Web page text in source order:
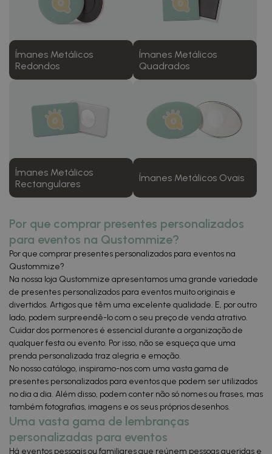
Ímanes Metálicos
Redondos
Ímanes Metálicos
Quadrados
Ímanes Metálicos
Rectangulares
Ímanes Metálicos Ovais
Por que comprar presentes personalizados
para eventos na Qustommize?
Por que comprar presentes personalizados para eventos na
Qustommize?
Na nossa loja Qustommize apresentamos uma grande variedade
de presentes personalizados para eventos muito originais e
divertidos. Artigos que têm uma excelente qualidade. E, por outro
lado, podem surpreendê-lo com o seu preço de venda atrativo.
Cuidar dos pormenores é essencial durante a organização de
qualquer festa ou evento. Por isso, não se esqueça que uma
prenda personalizada traz alegria e emoção.
No nosso catálogo, inspiramo-nos com uma vasta gama de
presentes personalizados para eventos que podem ser utilizados
no dia a dia. Além disso, podem conter não só nomes ou frases, mas
também fotografias, imagens e os seus próprios desenhos.
Uma vasta gama de lembranças
personalizadas para eventos
Há eventos pessoais ou familiares que reúnem pessoas queridas e